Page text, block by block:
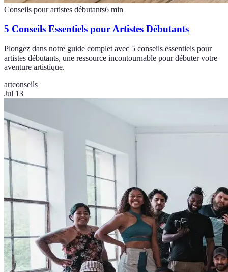
Conseils pour artistes débutants6 min
5 Conseils Essentiels pour Artistes Débutants
Plongez dans notre guide complet avec 5 conseils essentiels pour
artistes débutants, une ressource incontournable pour débuter votre
aventure artistique.
artconseils
Jul 13